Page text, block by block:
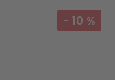
- 10 %